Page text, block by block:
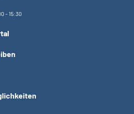
- 15:30